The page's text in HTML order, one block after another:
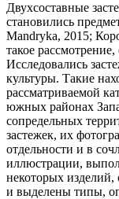
Двухсоставные
становились
Mandryka, 2015;
такое
Исследовались
культуры. Такие
рассматриваемой
южных районах
сопредельных
застежек, их
отдельности и в
иллюстрации,
некоторых изделий,
и выделены типы,